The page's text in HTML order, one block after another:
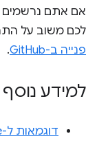
אם אתם נרשמים
לכם משוב על
פנייה ב-GitHub
.
למידע נוסף
דוגמאות ל-iframe חוצה-מקורות